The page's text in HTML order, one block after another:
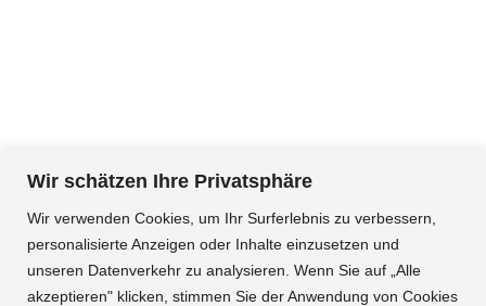
Wir schätzen Ihre Privatsphäre
Wir verwenden Cookies, um Ihr Surferlebnis zu verbessern,
personalisierte Anzeigen oder Inhalte einzusetzen und
unseren Datenverkehr zu analysieren. Wenn Sie auf „Alle
akzeptieren" klicken, stimmen Sie der Anwendung von Cookies
Postadresse: Luitpoldstraße 17
97828 Marktheidenfeld
Telefon: 09391-9181454
Ansprechpartnerin: Alexa Sigmund